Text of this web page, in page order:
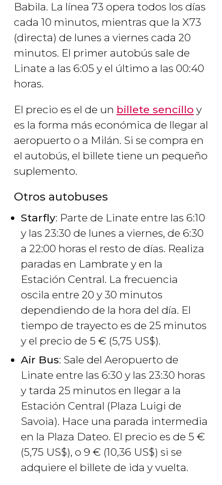
Babila. La línea 73 opera todos los días
cada 10 minutos, mientras que la X73
(directa) de lunes a viernes cada 20
minutos. El primer autobús sale de
Linate a las 6:05 y el último a las 00:40
horas.
El precio es el de un billete sencillo y
es la forma más económica de llegar al
aeropuerto o a Milán. Si se compra en
el autobús, el billete tiene un pequeño
suplemento.
Otros autobuses
Starfly: Parte de Linate entre las 6:10
y las 23:30 de lunes a viernes, de 6:30
a 22:00 horas el resto de días. Realiza
paradas en Lambrate y en la
Estación Central. La frecuencia
oscila entre 20 y 30 minutos
dependiendo de la hora del día. El
tiempo de trayecto es de 25 minutos
y el precio de 5 € (5,75 US$).
Air Bus: Sale del Aeropuerto de
Linate entre las 6:30 y las 23:30 horas
y tarda 25 minutos en llegar a la
Estación Central (Plaza Luigi de
Savoia). Hace una parada intermedia
en la Plaza Dateo. El precio es de 5 €
(5,75 US$), o 9 € (10,36 US$) si se
adquiere el billete de ida y vuelta.